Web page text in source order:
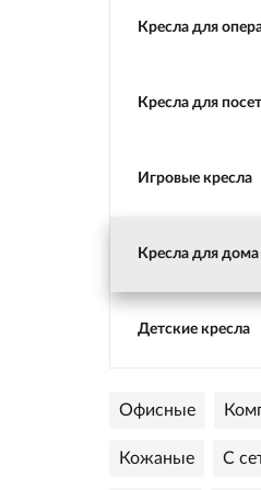
Кресла для
Кресла для
Игровые кресла
Кресла для дома
Детские кресла
Офисные
Кожаные С